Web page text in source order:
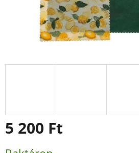
5 200 Ft